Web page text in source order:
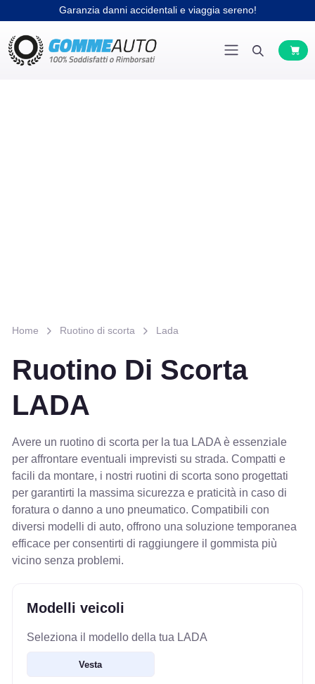
Garanzia danni accidentali e viaggia sereno!
Home Ruotino di scorta Lada
Ruotino Di Scorta
LADA
Avere un ruotino di scorta per la tua LADA è essenziale
per affrontare eventuali imprevisti su strada. Compatti e
facili da montare, i nostri ruotini di scorta sono progettati
per garantirti la massima sicurezza e praticità in caso di
foratura o danno a uno pneumatico. Compatibili con
diversi modelli di auto, offrono una soluzione temporanea
efficace per consentirti di raggiungere il gommista più
vicino senza problemi.
Modelli veicoli
Seleziona il modello della tua LADA
Vesta